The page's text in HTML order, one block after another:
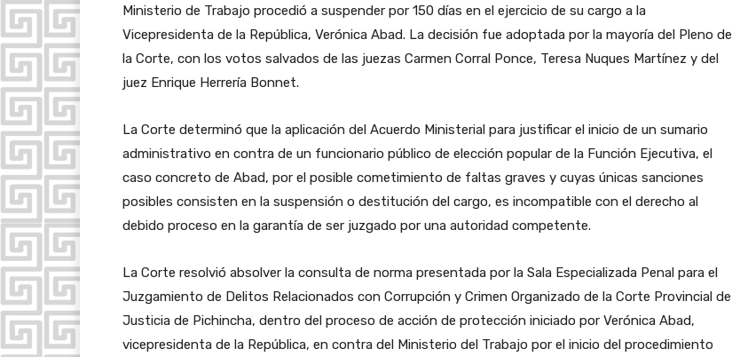
Ministerio de Trabajo procedió a suspender por 150 días en el ejercicio de su cargo a la
Vicepresidenta de la República, Verónica Abad. La decisión fue adoptada por la mayoría del Pleno de
la Corte, con los votos salvados de las juezas Carmen Corral Ponce, Teresa Nuques Martínez y del
juez Enrique Herrería Bonnet.
La Corte determinó que la aplicación del Acuerdo Ministerial para justificar el inicio de un sumario
administrativo en contra de un funcionario público de elección popular de la Función Ejecutiva, el
caso concreto de Abad, por el posible cometimiento de faltas graves y cuyas únicas sanciones
posibles consisten en la suspensión o destitución del cargo, es incompatible con el derecho al
debido proceso en la garantía de ser juzgado por una autoridad competente.
La Corte resolvió absolver la consulta de norma presentada por la Sala Especializada Penal para el
Juzgamiento de Delitos Relacionados con Corrupción y Crimen Organizado de la Corte Provincial de
Justicia de Pichincha, dentro del proceso de acción de protección iniciado por Verónica Abad,
vicepresidenta de la República, en contra del Ministerio del Trabajo por el inicio del procedimiento